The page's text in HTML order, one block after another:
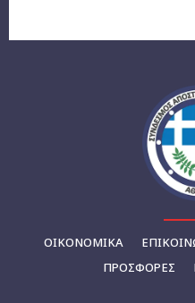
ΟΙΚΟΝΟΜΙΚΆ
ΠΡΟΣΦΟΡΕΣ